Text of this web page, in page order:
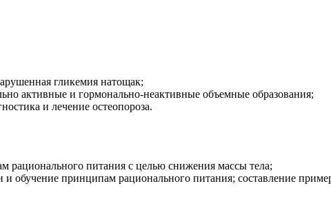
гликемия натощак;
активные и гормонально-неактивные объемные образования;
и лечение остеопороза.
рационального питания с целью снижения массы тела;
обучение принципам рационального питания; составление